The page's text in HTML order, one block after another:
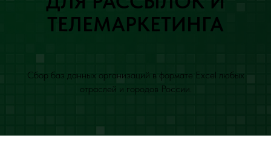
ТЕЛЕМАРКЕТИНГА
Сбор баз данных организаций в формате Excel любых
отраслей и городов России.